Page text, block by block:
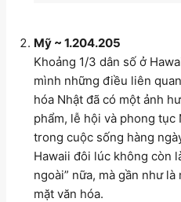
Mỹ ~ 1.204.205
Khoảng 1/3 dân số ở
mình những điều liên
hóa Nhật đã có một ảnh
phẩm, lễ hội và phong tục
trong cuộc sống hàng
Hawaii đôi lúc không còn
ngoài” nữa, mà gần như
mặt văn hóa.